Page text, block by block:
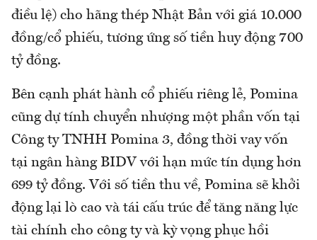
điều lệ) cho hãng thép Nhật Bản với giá 10.000
đồng/cổ phiếu, tương ứng số tiền huy động 700
tỷ đồng.
Bên cạnh phát hành cổ phiếu riêng lẻ, Pomina
cũng dự tính chuyển nhượng một phần vốn tại
Công ty TNHH Pomina 3, đồng thời vay vốn
tại ngân hàng BIDV với hạn mức tín dụng hơn
699 tỷ đồng. Với số tiền thu về, Pomina sẽ khởi
động lại lò cao và tái cấu trúc để tăng năng lực
tài chính cho công ty và kỳ vọng phục hồi